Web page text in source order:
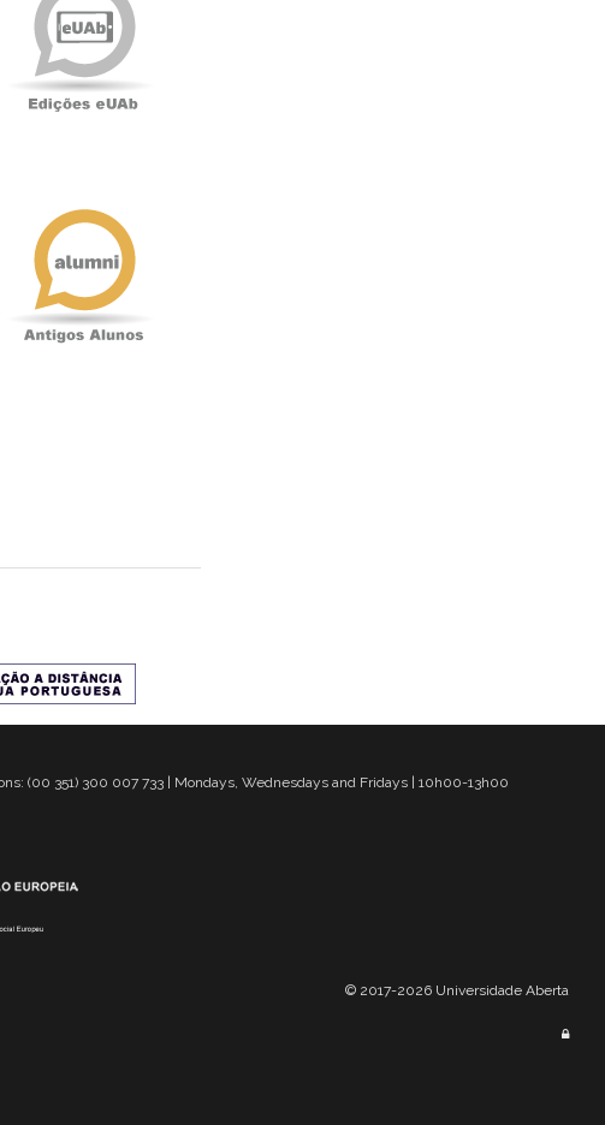
(00 351) 300 007 733 | Mondays, Wednesdays and Fridays | 10h00-13h00
© 2017-2026 Universidade Aberta